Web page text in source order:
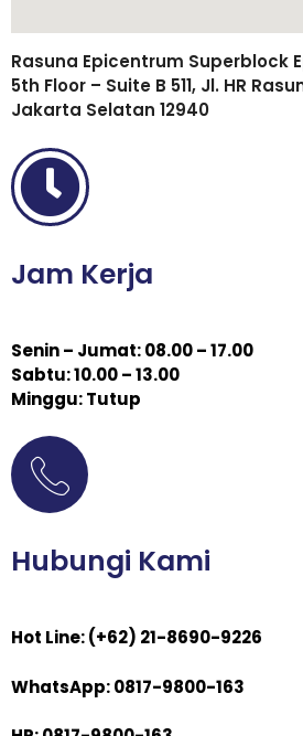
Rasuna Epicentrum Superblock
5th Floor – Suite B 511, Jl. HR
Jakarta Selatan 12940
Jam Kerja
Senin – Jumat: 08.00 – 17.00
Sabtu: 10.00 – 13.00
Minggu: Tutup
Hubungi Kami
Hot Line: (+62) 21-8690-9226
WhatsApp: 0817-9800-163